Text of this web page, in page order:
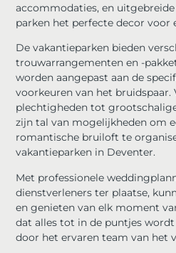
accommodaties, en
parken het perfecte decor voor
De vakantieparken bieden
trouwarrangementen en -
worden aangepast aan de
voorkeuren van het
plechtigheden tot
zijn tal van mogelijkheden om
romantische bruiloft te
vakantieparken in Deventer.
Met professionele
dienstverleners ter plaatse,
en genieten van elk moment
dat alles tot in de puntjes
door het ervaren team van het